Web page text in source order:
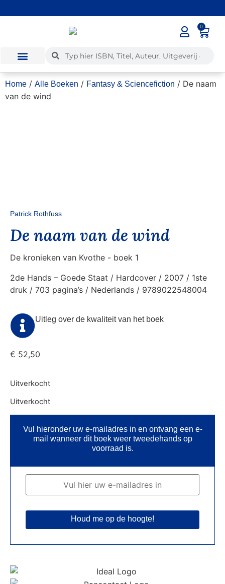
Voor 12:00 besteld, dezelfde dag verzonden 0
Home / Alle Boeken / Fantasy & Sciencefiction / De naam
van de wind
Patrick Rothfuss
De naam van de wind
De kronieken van Kvothe - boek 1
2de Hands – Goede Staat / Hardcover / 2007 / 1ste
druk / 703 pagina’s / Nederlands / 9789022548004
Uitleg over de kwaliteit van het boek
€ 52,50
Uitverkocht
Uitverkocht
Vul hieronder uw e-mailadres in en ontvang een e-
mail wanneer dit boek weer tweedehands op
voorraad is.
Houd me op de hoogte!